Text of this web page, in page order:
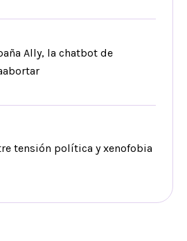
Ally, la chatbot de
tensión política y xenofobia